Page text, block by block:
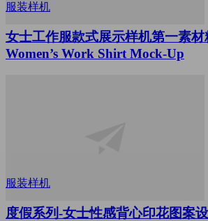
服装样机
女士工作服款式展示样机第一素材
Women’s Work Shirt Mock-Up
服装样机
度假系列-女士性感背心印花图案